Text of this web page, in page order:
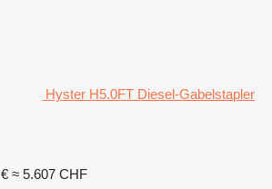
Hyster H5.0FT Diesel-Gabelstapler
≈ 5.607 CHF